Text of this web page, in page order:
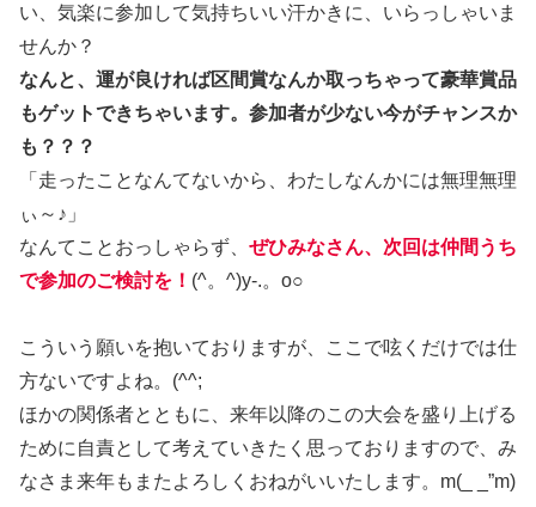
い、気楽に参加して気持ちいい汗かきに、いらっしゃいま
せんか？
なんと、運が良ければ区間賞なんか取っちゃって豪華賞品
もゲットできちゃいます。参加者が少ない今がチャンスか
も？？？
「走ったことなんてないから、わたしなんかには無理無理
ぃ～♪」
なんてことおっしゃらず、 ぜひみなさん、次回は仲間うち
で参加のご検討を！ (^。^)y-.。o○
こういう願いを抱いておりますが、ここで呟くだけでは仕
方ないですよね。(^^;
ほかの関係者とともに、来年以降のこの大会を盛り上げる
ために自責として考えていきたく思っておりますので、み
なさま来年もまたよろしくおねがいいたします。m(_ _”m)